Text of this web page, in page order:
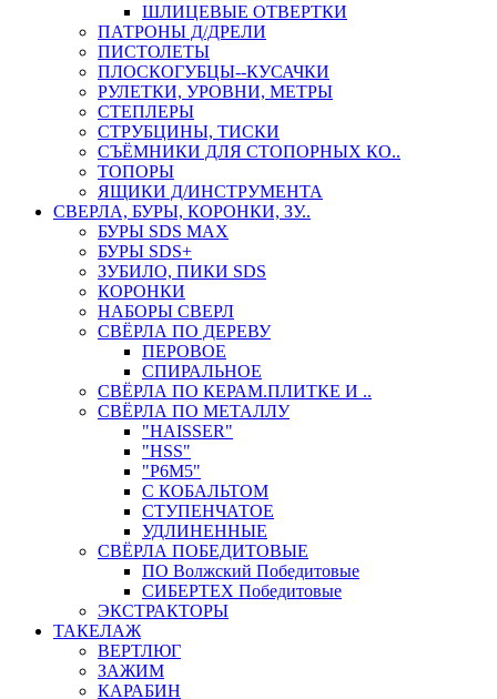
ШЛИЦЕВЫЕ ОТВЕРТКИ
ПАТРОНЫ Д/ДРЕЛИ
ПИСТОЛЕТЫ
ПЛОСКОГУБЦЫ--КУСАЧКИ
РУЛЕТКИ, УРОВНИ, МЕТРЫ
СТЕПЛЕРЫ
СТРУБЦИНЫ, ТИСКИ
СЪЁМНИКИ ДЛЯ СТОПОРНЫХ КО..
ТОПОРЫ
ЯЩИКИ Д/ИНСТРУМЕНТА
СВЕРЛА, БУРЫ, КОРОНКИ, ЗУ..
БУРЫ SDS MAX
БУРЫ SDS+
ЗУБИЛО, ПИКИ SDS
КОРОНКИ
НАБОРЫ СВЕРЛ
СВЁРЛА ПО ДЕРЕВУ
ПЕРОВОЕ
СПИРАЛЬНОЕ
СВЁРЛА ПО КЕРАМ.ПЛИТКЕ И ..
СВЁРЛА ПО МЕТАЛЛУ
"HAISSER"
"HSS"
"Р6М5"
С КОБАЛЬТОМ
СТУПЕНЧАТОЕ
УДЛИНЕННЫЕ
СВЁРЛА ПОБЕДИТОВЫЕ
ПО Волжский Победитовые
СИБЕРТЕХ Победитовые
ЭКСТРАКТОРЫ
ТАКЕЛАЖ
ВЕРТЛЮГ
ЗАЖИМ
КАРАБИН